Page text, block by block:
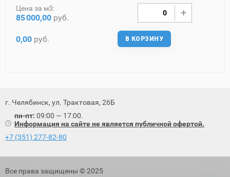
Цена за м3:
85000,00 руб.
0,00 руб. В КОРЗИНУ
г. Челябинск, ул. Трактовая, 26Б
пн-пт: 09:00 — 17:00.
Информация на сайте не является публичной офертой.
+7 (351) 277-82-80
Все права защищены © 2025